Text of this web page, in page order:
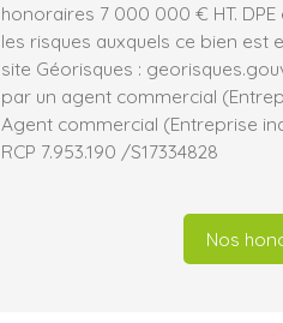
honoraires 7 000 000 € HT.
les risques auxquels ce bien est
site Géorisques :
par un agent commercial
Agent commercial (Entreprise
RCP 7.953.190 /S17334828
Nos